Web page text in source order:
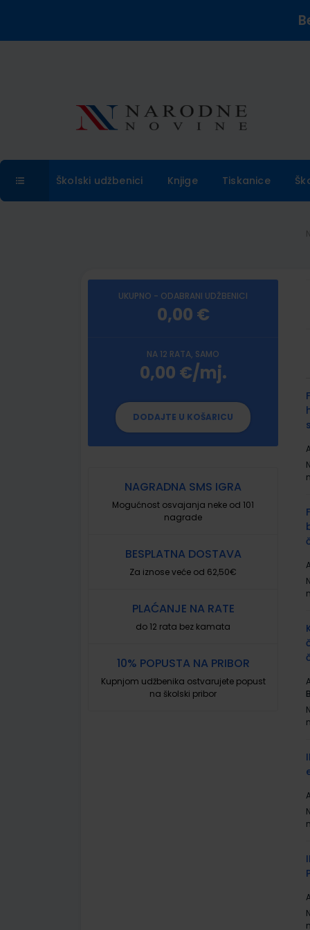
Školski udžbenici Knjige Tiskanice
UKUPNO - ODABRANI UDŽBENICI
0,00 €
NA 12 RATA, SAMO
0,00 €/mj.
DODAJTE U KOŠARICU
NAGRADNA SMS IGRA
Mogućnost osvajanja neke od 101
nagrade
BESPLATNA DOSTAVA
Za iznose veće od 62,50€
PLAĆANJE NA RATE
do 12 rata bez kamata
10% POPUSTA NA PRIBOR
Kupnjom udžbenika ostvarujete popust
na školski pribor